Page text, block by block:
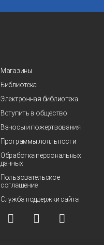
Магазины
Библиотека
Электронная библиотека
Вступить в общество
Взносы и пожертвования
Программы лояльности
Обработка персональных
данных
Пользовательское
соглашение
Служба поддержки сайта